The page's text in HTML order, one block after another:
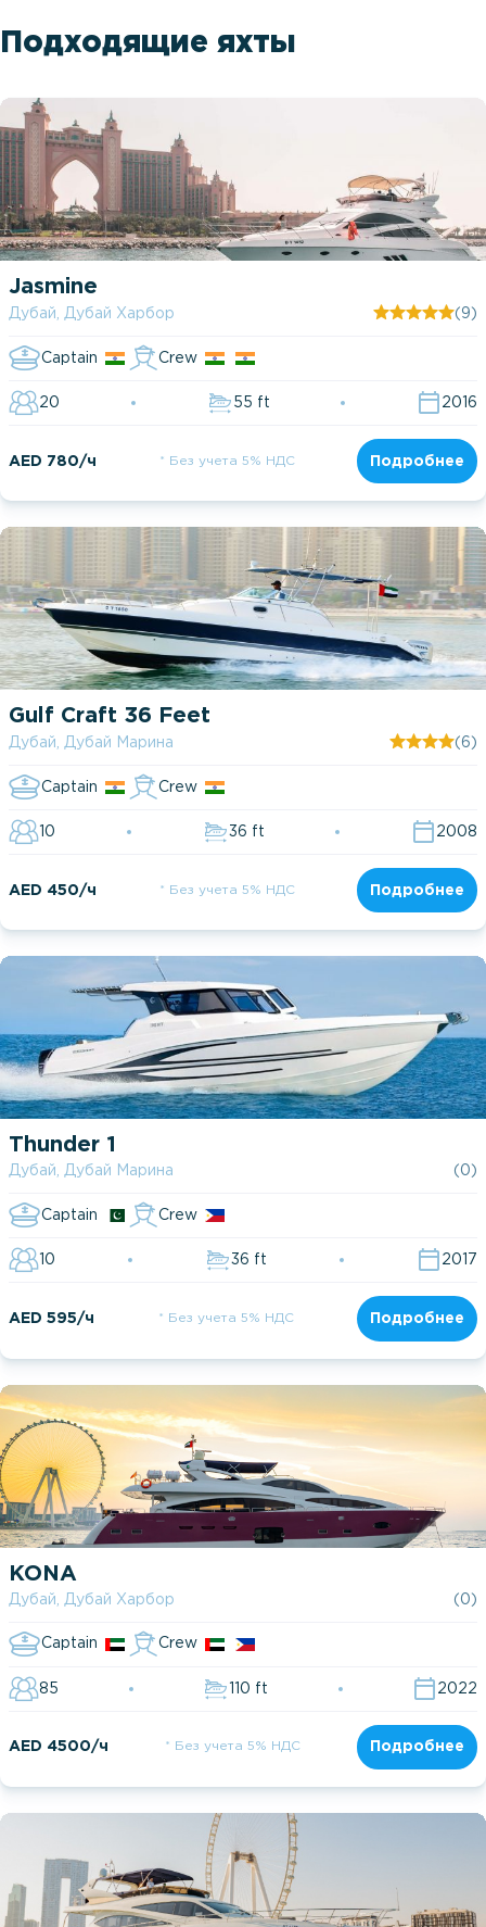
Подходящие яхты
Jasmine
Дубай, Дубай Харбор (9)
Captain Crew
20 55 ft 2016
AED 780/ч * Без учета 5% НДС Подробнее
Gulf Craft 36 Feet
Дубай, Дубай Марина (6)
Captain Crew
10 36 ft 2008
AED 450/ч * Без учета 5% НДС Подробнее
Thunder 1
Дубай, Дубай Марина (0)
Captain Crew
10 36 ft 2017
AED 595/ч * Без учета 5% НДС Подробнее
KONA
Дубай, Дубай Харбор (0)
Captain Crew
85 110 ft 2022
AED 4500/ч * Без учета 5% НДС Подробнее